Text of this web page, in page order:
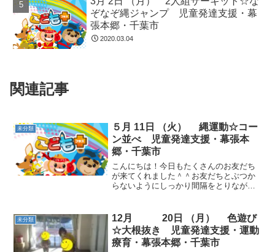
ぞなぞ縄ジャンプ 児童発達支援・幕
張本郷・千葉市
2020.03.04
関連記事
未分類
５月 11日 （火） 縄運動☆コー
ン並べ 児童発達支援・幕張本
郷・千葉市
こんにちは！今日もたくさんのお友だち
が来てくれました＾＾お友だちとぶつか
らないようにしっかり間隔をとりなが
動きをしました！緑の縄に乗った時には
片足を上げてバランスポーズ...
未分類
12月 20日 （月） 色遊び
☆大根抜き 児童発達支援・運動
療育・幕張本郷・千葉市